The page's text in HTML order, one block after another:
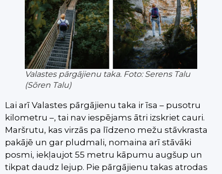
Valastes pārgājienu taka. Foto: Serens Talu
(Sõren Talu)
Lai arī Valastes pārgājienu taka ir īsa – pusotru
kilometru –, tai nav iespējams ātri izskriet cauri.
Maršrutu, kas virzās pa līdzeno mežu stāvkrasta
pakājē un gar pludmali, nomaina arī stāvāki
posmi, iekļaujot 55 metru kāpumu augšup un
tikpat daudz lejup. Pie pārgājienu takas atrodas